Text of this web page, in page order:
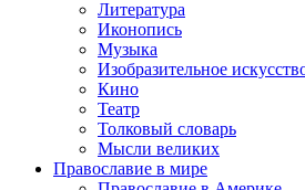
Литература
Иконопись
Музыка
Изобразительное
Кино
Театр
Толковый словарь
Мысли великих
Православие в мире